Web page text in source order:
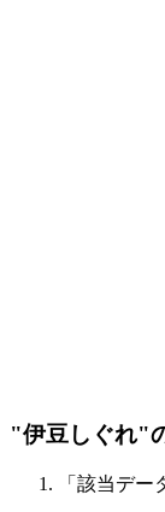
"伊豆しぐれ"
「該当デー